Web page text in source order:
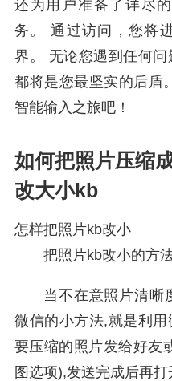
还为用户准备了详尽
务。 通过访问，您将
界。 无论您遇到任何问
都将是您最坚实的后盾
智能输入之旅吧！
如何把照片压缩
改大小kb
怎样把照片kb改小
把照片kb改小的方
当不在意照片清晰
微信的小方法,就是利
要压缩的照片发给好友
图选项),发送完成后再